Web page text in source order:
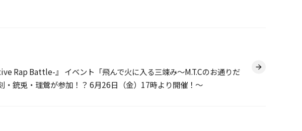
Rap Battle-』 イベント「飛んで火に入る三竦み～M.T.Cのお通りだ
・銃兎・理鶯が参加！？ 6月26日（金）17時より開催！～